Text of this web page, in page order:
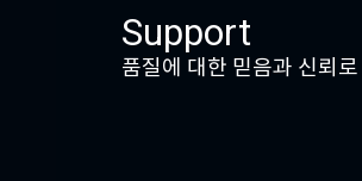
Support
품질에 대한 믿음과 신뢰